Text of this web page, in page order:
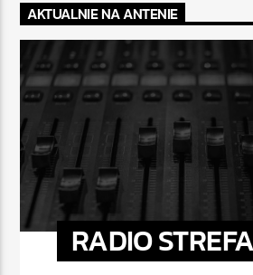
AKTUALNIE NA ANTENIE
RADIO